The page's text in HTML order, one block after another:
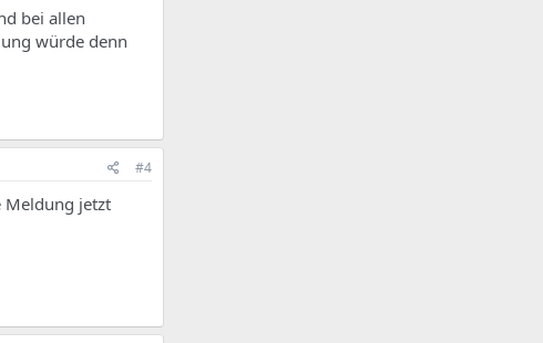
bei allen
würde denn
#4
Meldung jetzt